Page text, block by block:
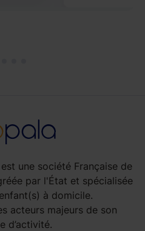
une société Française de
par l'État et spécialisée
à domicile.
acteurs majeurs de son
d’activité.